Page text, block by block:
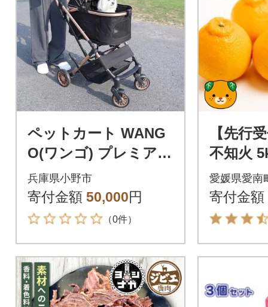
ペットカート WANG
O(ワンゴ) プレミアム
【ブラック/ゴール
ド】
兵庫県小野市
寄付金額 50,000円
（0件）
【先行
不知火
下旬～
愛南フ
愛媛県愛南
寄付金額